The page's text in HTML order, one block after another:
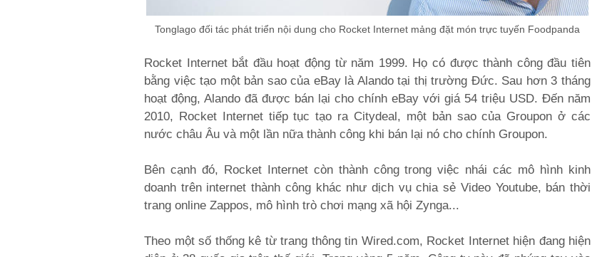
Tonglago đối tác phát triển nội dung cho Rocket Internet mảng đặt món trực tuyến Foodpanda
Rocket Internet bắt đầu hoạt động từ năm 1999. Họ có được thành công đầu tiên
bằng việc tạo một bản sao của eBay là Alando tại thị trường Đức. Sau hơn 3 tháng
hoạt động, Alando đã được bán lại cho chính eBay với giá 54 triệu USD. Đến năm
2010, Rocket Internet tiếp tục tạo ra Citydeal, một bản sao của Groupon ở các
nước châu Âu và một lần nữa thành công khi bán lại nó cho chính Groupon.
Bên cạnh đó, Rocket Internet còn thành công trong việc nhái các mô hình kinh
doanh trên internet thành công khác như dịch vụ chia sẻ Video Youtube, bán thời
trang online Zappos, mô hình trò chơi mạng xã hội Zynga...
Theo một số thống kê từ trang thông tin Wired.com, Rocket Internet hiện đang hiện